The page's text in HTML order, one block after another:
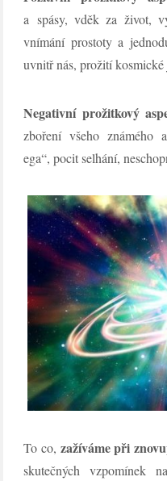
a spásy, vděk za život,
vnímání prostoty a
uvnitř nás, prožití
Negativní prožitkový
zboření všeho známého
ega“, pocit selhání,
To co, zažíváme při
skutečných vzpomínek